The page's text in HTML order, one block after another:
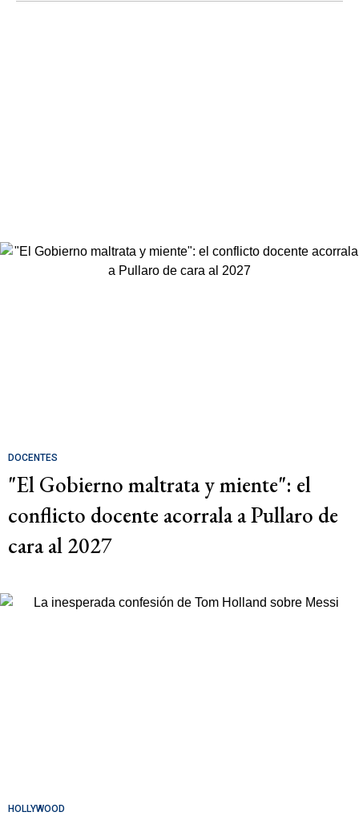
DOCENTES
"El Gobierno maltrata y miente": el
conflicto docente acorrala a Pullaro de
cara al 2027
HOLLYWOOD